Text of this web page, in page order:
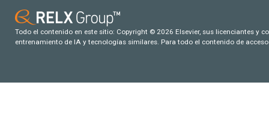
Todo el contenido en este sitio: Copyright © 2026 Elsevier, sus licenciantes y
entrenamiento de IA y tecnologías similares. Para todo el contenido de